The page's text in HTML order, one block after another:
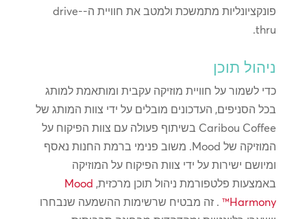
פונקציונליות מתמשכת ולמטב את חוויית ה-drive-
thru.
ניהול תוכן
כדי לשמור על חוויית מוזיקה עקבית ומותאמת למותג
בכל הסניפים, העדכונים מובלים על ידי צוות המותג של
Caribou Coffee בשיתוף פעולה עם צוות הפיקוח על
המוזיקה של Mood. משוב פנימי ברמת החנות נאסף
ומיושם ישירות על ידי צוות הפיקוח על המוזיקה
באמצעות פלטפורמת ניהול תוכן מרכזית, Mood
Harmony™ . זה מבטיח שרשימות ההשמעה שנבחרו